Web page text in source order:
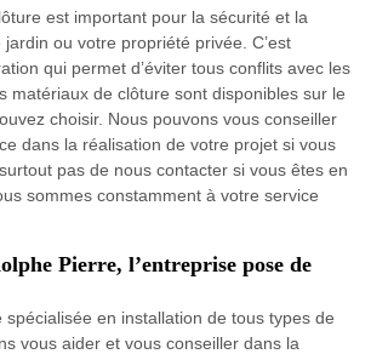
est important pour la sécurité et la
ou votre propriété privée. C’est
qui permet d’éviter tous conflits avec les
matériaux de clôture sont disponibles sur le
choisir. Nous pouvons vous conseiller
dans la réalisation de votre projet si vous
pas de nous contacter si vous êtes en
sommes constamment à votre service
Pierre, l’entreprise pose de
spécialisée en installation de tous types de
vous aider et vous conseiller dans la